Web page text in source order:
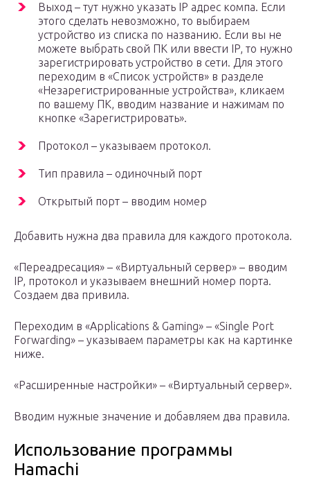
Выход – тут нужно указать IP адрес компа. Если
этого сделать невозможно, то выбираем
устройство из списка по названию. Если вы не
можете выбрать свой ПК или ввести IP, то нужно
зарегистрировать устройство в сети. Для этого
переходим в «Список устройств» в разделе
«Незарегистрированные устройства», кликаем
по вашему ПК, вводим название и нажимам по
кнопке «Зарегистрировать».
Протокол – указываем протокол.
Тип правила – одиночный порт
Открытый порт – вводим номер
Добавить нужна два правила для каждого протокола.
«Переадресация» – «Виртуальный сервер» – вводим
IP, протокол и указываем внешний номер порта.
Создаем два привила.
Переходим в «Applications & Gaming» – «Single Port
Forwarding» – указываем параметры как на картинке
ниже.
«Расширенные настройки» – «Виртуальный сервер».
Вводим нужные значение и добавляем два правила.
Использование программы
Hamachi